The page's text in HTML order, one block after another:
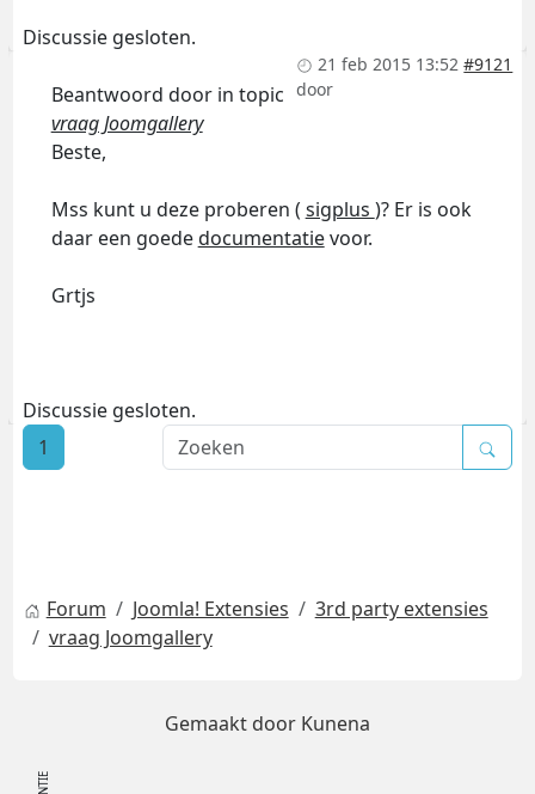
Discussie gesloten.
21 feb 2015 13:52 #9121
door
Beantwoord door in topic
vraag Joomgallery
Beste,
Mss kunt u deze proberen ( sigplus )? Er is ook
daar een goededocumentatievoor.
Grtjs
Discussie gesloten.
1
Forum Joomla! Extensies
3rd party extensies
vraag Joomgallery
Gemaakt door Kunena